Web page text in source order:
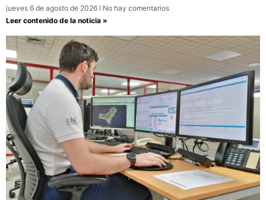
jueves 6 de agosto de 2026
No hay comentarios
Leer contenido de la noticia »